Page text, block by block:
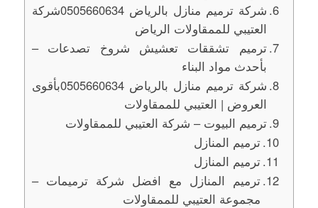
شركة ترميم منازل بالرياض 0505660634شركة
العتيبي للممقاولات الرياض
ترميم تشققات تعشيش شروخ تصدعات –
بأحدث مواد البناء
شركة ترميم منازل بالرياض 0505660634بأقوى
العروض | العتيبي للممقاولات
ترميم البيوت – شركة العتيبي للممقاولات
ترميم المنازل
ترميم المنازل
ترميم المنازل مع افضل شركة ترميمات –
مجموعة العتيبي للممقاولات